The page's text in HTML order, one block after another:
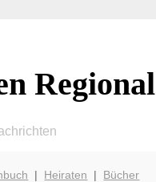
Regional
| Heiraten | Bücher